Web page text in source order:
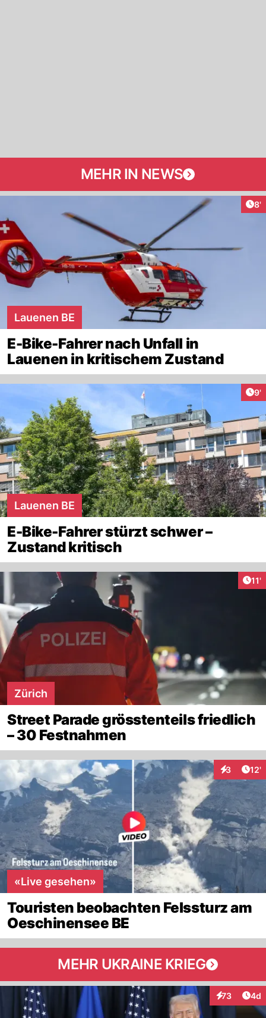
MEHR IN NEWS
8'
Lauenen BE
E-Bike-Fahrer nach Unfall in
Lauenen in kritischem Zustand
9'
Lauenen BE
E-Bike-Fahrer stürzt schwer –
Zustand kritisch
11'
Zürich
Street Parade grösstenteils friedlich
– 30 Festnahmen
3 12'
«Live gesehen»
Touristen beobachten Felssturz am
Oeschinensee BE
MEHR UKRAINE KRIEG
73
Interaktionen
4d